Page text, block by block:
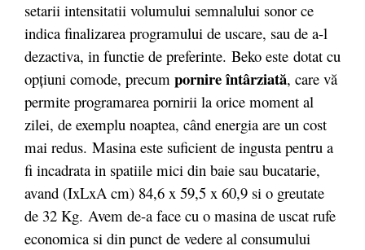
setarii intensitatii volumului semnalului sonor ce
indica finalizarea programului de uscare, sau de a-l
dezactiva, in functie de preferinte. Beko este dotat cu
opţiuni comode, precum pornire întârziată, care vă
permite programarea pornirii la orice moment al
zilei, de exemplu noaptea, când energia are un cost
mai redus. Masina este suficient de ingusta pentru a
fi incadrata in spatiile mici din baie sau bucatarie,
avand (IxLxA cm) 84,6 x 59,5 x 60,9 si o greutate
de 32 Kg. Avem de-a face cu o masina de uscat rufe
economica si din punct de vedere al consumului